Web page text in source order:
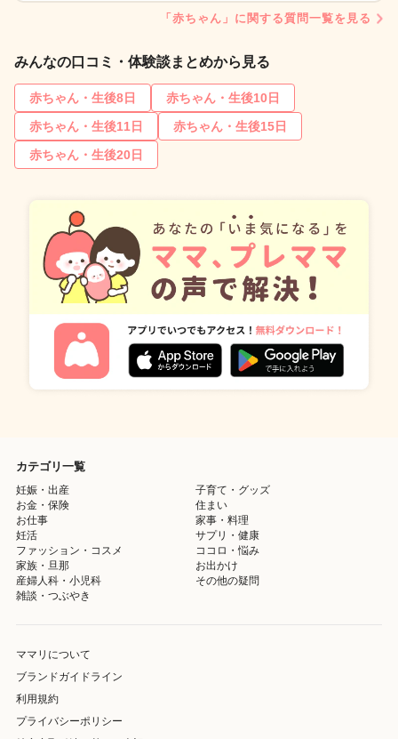
「赤ちゃん」に関する質問一覧を見る
みんなの口コミ・体験談まとめから見る
赤ちゃん・生後8日
赤ちゃん・生後10日
赤ちゃん・生後11日
赤ちゃん・生後15日
赤ちゃん・生後20日
カテゴリ一覧
妊娠・出産
子育て・グッズ
お金・保険
住まい
お仕事
家事・料理
妊活
サプリ・健康
ファッション・コスメ
ココロ・悩み
家族・旦那
お出かけ
産婦人科・小児科
その他の疑問
雑談・つぶやき
ママリについて
ブランドガイドライン
利用規約
プライバシーポリシー